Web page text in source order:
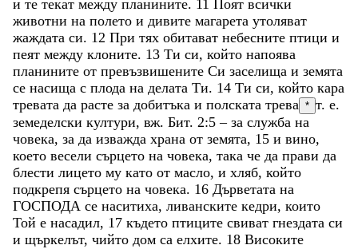
и те текат между планините. 11 Поят всички
животни на полето и дивите магарета утоляват
жаждата си. 12 При тях обитават небесните птици и
пеят между клоните. 13 Ти си, който напоява
планините от превъзвишените Си заселища и земята
се насища с плода на делата Ти. 14 Ти си, който кара
тревата да расте за добитъка и полската трева * т. е.
земеделски култури, вж. Бит. 2:5 – за служба на
човека, за да изважда храна от земята, 15 и вино,
което весели сърцето на човека, така че да прави да
блести лицето му като от масло, и хляб, който
подкрепя сърцето на човека. 16 Дърветата на
ГОСПОДА се наситиха, ливанските кедри, които
Той е насадил, 17 където птиците свиват гнездата си
и щъркелът, чийто дом са елхите. 18 Високите